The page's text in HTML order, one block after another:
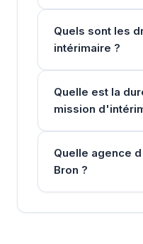
Quels sont les
intérimaire ?
Quelle est la
mission
Quelle agence
Bron ?